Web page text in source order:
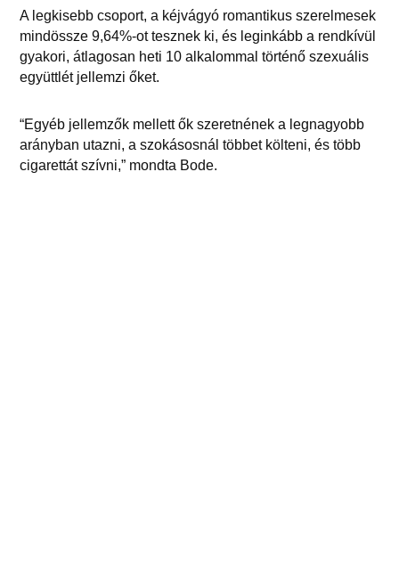
A legkisebb csoport, a kéjvágyó romantikus szerelmesek
mindössze 9,64%-ot tesznek ki, és leginkább a rendkívül
gyakori, átlagosan heti 10 alkalommal történő szexuális
együttlét jellemzi őket.
“Egyéb jellemzők mellett ők szeretnének a legnagyobb
arányban utazni, a szokásosnál többet költeni, és több
cigarettát szívni,” mondta Bode.